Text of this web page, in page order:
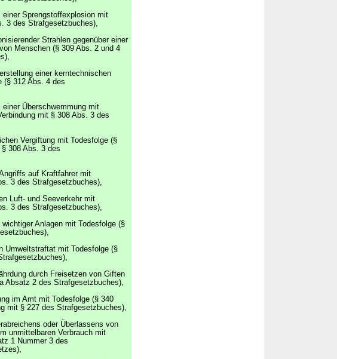
einer Sprengstoffexplosion mit
3 des Strafgesetzbuches),
Strahlen gegenüber einer
Menschen (§ 309 Abs. 2 und 4
einer kerntechnischen
(§ 312 Abs. 4 des
einer Überschwemmung mit
mit § 308 Abs. 3 des
Vergiftung mit Todesfolge (§
308 Abs. 3 des
auf Kraftfahrer mit
3 des Strafgesetzbuches),
Luft- und Seeverkehr mit
3 des Strafgesetzbuches),
Anlagen mit Todesfolge (§
Umweltstraftat mit Todesfolge (§
durch Freisetzen von Giften
Absatz 2 des Strafgesetzbuches),
im Amt mit Todesfolge (§ 340
mit § 227 des Strafgesetzbuches),
oder Überlassens von
unmittelbaren Verbrauch mit
1 Nummer 3 des